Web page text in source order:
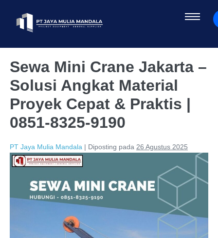
Sewa Mini Crane Jakarta –
Solusi Angkat Material
Proyek Cepat & Praktis |
0851-8325-9190
PT Jaya Mulia Mandala | Diposting pada 26 Agustus 2025